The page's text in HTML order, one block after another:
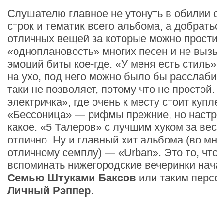
Слушателю главное не утонуть в обилии
строк и тематик всего альбома, а
отличных вещей за которые можно
«одноплановость» многих песен и не
эмоций биты кое-где. «У меня есть
на ухо, под него можно было бы
таки не позволяет, потому что не
электричка», где очень к месту стоит
«Бессоница» — рифмы прежние, но
какое. «5 Талеров» с лучшим хуком за
отлично. Ну и главный хит альбома (во
отличному семплу) — «Urban». Это то,
вспоминать нижегородские вечеринки
Семью Штуками Баксов или таким
Личный Рэппер.